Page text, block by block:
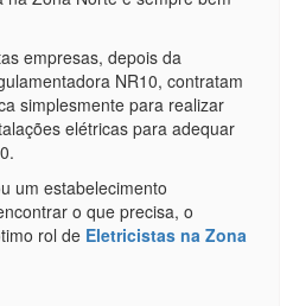
empresas, depois da
NR10, contratam
simplesmente para realizar
elétricas para adequar
um estabelecimento
o que precisa, o
rol de Eletricistas na Zona